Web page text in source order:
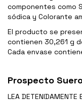
componentes como
sódica y Colorante
El producto se
contienen 30,261 g
Cada envase
Prospecto
LEA DETENIDAMENTE